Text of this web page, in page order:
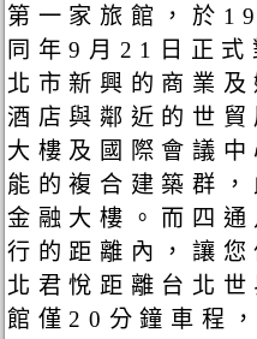
第一家旅館，於
同年9月21日正式
北市新興的商業
酒店與鄰近的世
大樓及國際會議
能的複合建築群
金融大樓。而四
行的距離內，讓
北君悅距離台北
館僅20分鐘車程